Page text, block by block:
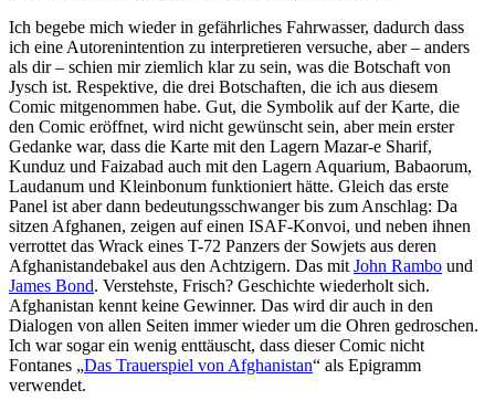
Ich begebe mich wieder in gefährliches Fahrwasser, dadurch dass
ich eine Autorenintention zu interpretieren versuche, aber – anders
als dir – schien mir ziemlich klar zu sein, was die Botschaft von
Jysch ist. Respektive, die drei Botschaften, die ich aus diesem
Comic mitgenommen habe. Gut, die Symbolik auf der Karte, die
den Comic eröffnet, wird nicht gewünscht sein, aber mein erster
Gedanke war, dass die Karte mit den Lagern Mazar-e Sharif,
Kunduz und Faizabad auch mit den Lagern Aquarium, Babaorum,
Laudanum und Kleinbonum funktioniert hätte. Gleich das erste
Panel ist aber dann bedeutungsschwanger bis zum Anschlag: Da
sitzen Afghanen, zeigen auf einen ISAF-Konvoi, und neben ihnen
verrottet das Wrack eines T-72 Panzers der Sowjets aus deren
Afghanistandebakel aus den Achtzigern. Das mit John Rambo und
James Bond. Verstehste, Frisch? Geschichte wiederholt sich.
Afghanistan kennt keine Gewinner. Das wird dir auch in den
Dialogen von allen Seiten immer wieder um die Ohren gedroschen.
Ich war sogar ein wenig enttäuscht, dass dieser Comic nicht
Fontanes „Das Trauerspiel von Afghanistan“ als Epigramm
verwendet.